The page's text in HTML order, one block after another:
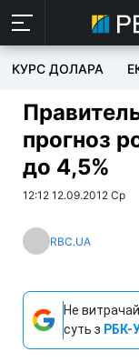
КУРС ДОЛАРА
прогноз
до 4,5%
12:12 12.09.2012 Ср
RBC.UA
Не
суть з РБК-